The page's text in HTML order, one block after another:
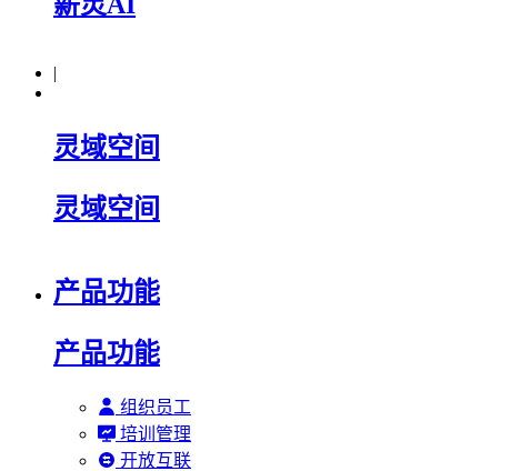
|
灵域空间
灵域空间
产品功能
产品功能
组织员工
培训管理
开放互联